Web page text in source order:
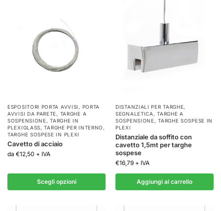
ESPOSITORI PORTA AVVISI , PORTA
AVVISI DA PARETE, TARGHE A
SOSPENSIONE,TARGHE IN
PLEXIGLASS,TARGHE PER INTERNO ,
TARGHE SOSPESE IN PLEXI
Cavetto di acciaio
da €12,50 + IVA
Scegli opzioni
DISTANZIALI PER TARGHE,
SEGNALETICA ,TARGHE A
SOSPENSIONE,TARGHE SOSPESE IN
PLEXI
Distanziale da soffito con
cavetto 1,5mt per targhe
sospese
€16,79 + IVA
Aggiungi al carrello